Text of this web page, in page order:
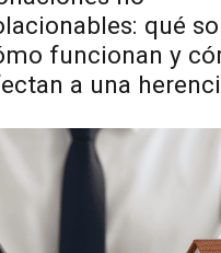
qué
funcionan y
a una